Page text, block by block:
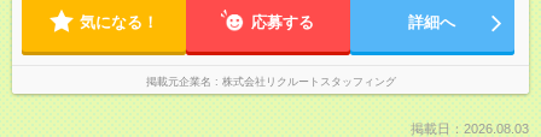
気になる！ 応募する 詳細へ
掲載元企業名 株式会社リクルートスタッフィング
掲載日：2026.08.03